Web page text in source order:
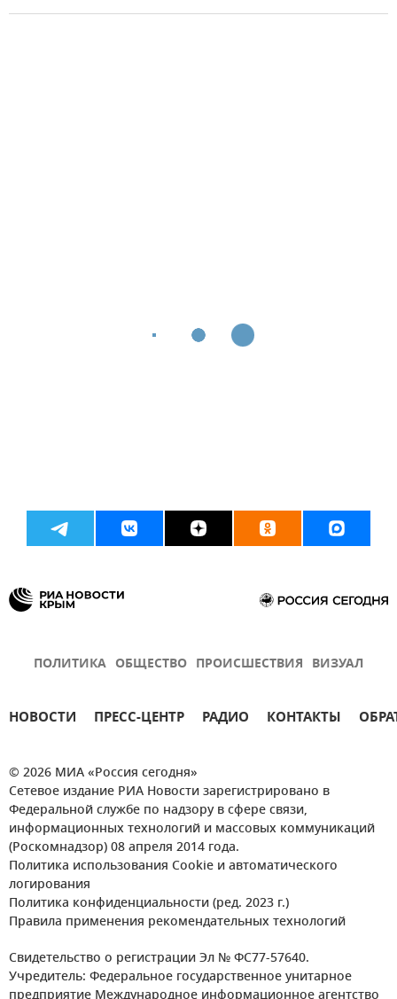
ПОЛИТИКА ОБЩЕСТВО ПРОИСШЕСТВИЯ ВИЗУАЛ
НОВОСТИ ПРЕСС-ЦЕНТР РАДИО КОНТАКТЫ
© 2026 МИА «Россия сегодня»
Сетевое издание РИА Новости зарегистрировано в
Федеральной службе по надзору в сфере связи,
информационных технологий и массовых коммуникаций
(Роскомнадзор) 08 апреля 2014 года.
Политика использования Cookie и автоматического
логирования
Политика конфиденциальности (ред. 2023 г.)
Правила применения рекомендательных технологий
Свидетельство о регистрации Эл № ФС77-57640.
Учредитель: Федеральное государственное унитарное